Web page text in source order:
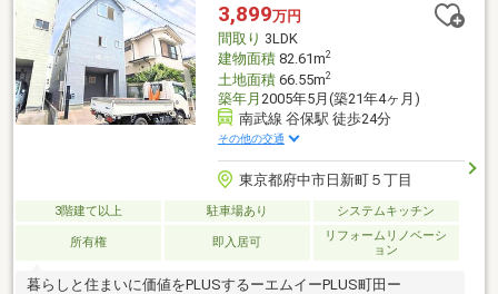
3,899万円
間取り 3LDK
建物面積82.61m2
土地面積66.55m2
築年月 2005年5月(築21年4ヶ月)
南武線 谷保駅 徒歩24分
その他の交通
東京都府中市日新町５丁目
3階建て以上 駐車場あり システムキッチン
所有権 即入居可
リフォームリノベーシ
ョン
暮らしと住まいに価値をPLUSするーエムイーPLUS町田ー